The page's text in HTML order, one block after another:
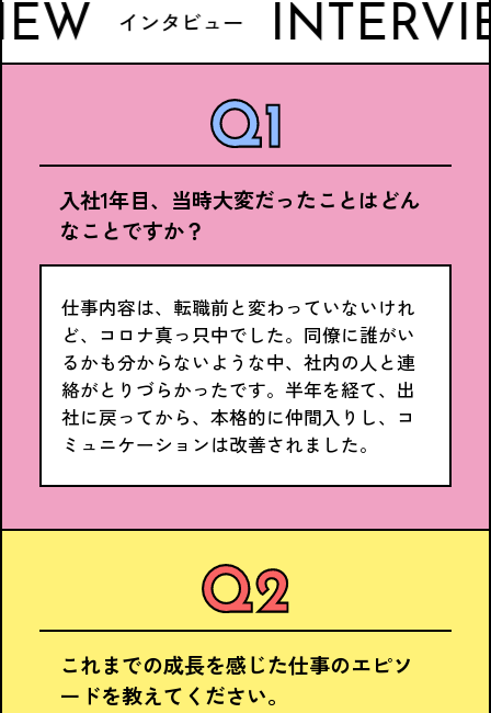
インタビュー INTERVIEW
入社1年目、当時大変だったことはどん
なことですか？
仕事内容は、転職前と変わっていないけれ
ど、コロナ真っ只中でした。同僚に誰がい
るかも分からないような中、社内の人と連
絡がとりづらかったです。半年を経て、出
社に戻ってから、本格的に仲間入りし、コ
ミュニケーションは改善されました。
これまでの成長を感じた仕事のエピソ
ードを教えてください。